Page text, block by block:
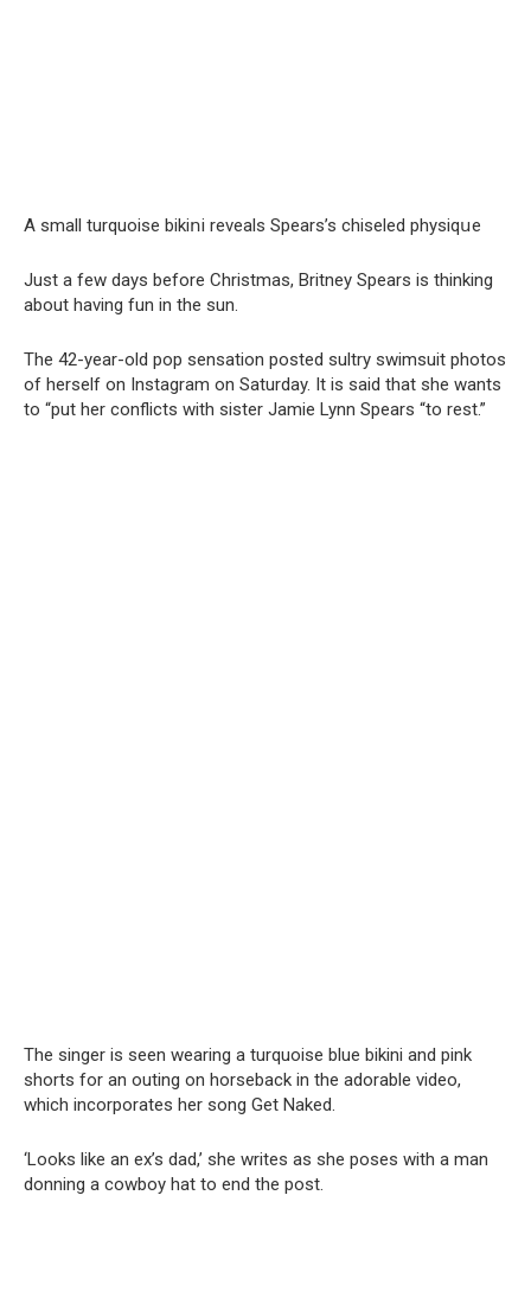
A small turquoise bikiոi reveals Spears’s chiseled physiqսe
Just a few days before Christmas, Britney Spears is thinking
about having fun in the sun.
The 42-year-old pop sensation posted sultry swimsuit photos
of herself on Instagram on Saturday. It is said that she wants
to “put her conflicts with sister Jamie Lynn Spears “to rest.”
The singer is seen wearing a turquoise blue bikini and pink
shorts for an outing on horseback in the adorable video,
which incorporates her song Get Naked.
‘Looks like an ex’s dad,’ she writes as she poses with a man
donning a cowboy hat to end the post.